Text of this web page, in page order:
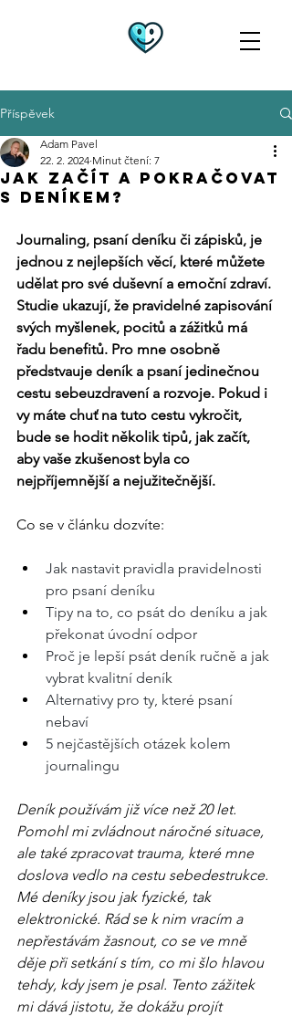
Příspěvek
Jak začít a pokračovat
s deníkem?
Adam Pavel
22. 2. 2024 Minut čtení: 7
Journaling, psaní deníku či zápisků, je
jednou z nejlepších věcí, které můžete
udělat pro své duševní a emoční zdraví.
Studie ukazují, že pravidelné zapisování
svých myšlenek, pocitů a zážitků má
řadu benefitů. Pro mne osobně
předstvauje deník a psaní jedinečnou
cestu sebeuzdravení a rozvoje. Pokud i
vy máte chuť na tuto cestu vykročit,
bude se hodit několik tipů, jak začít,
aby vaše zkušenost byla co
nejpříjemnější a nejužitečnější.
Co se v článku dozvíte:
Jak nastavit pravidla pravidelnosti
pro psaní deníku
Tipy na to, co psát do deníku a jak
překonat úvodní odpor
Proč je lepší psát deník ručně a jak
vybrat kvalitní deník
Alternativy pro ty, které psaní
nebaví
5 nejčastějších otázek kolem
journalingu
Deník používám již více než 20 let.
Pomohl mi zvládnout náročné situace,
ale také zpracovat trauma, které mne
doslova vedlo na cestu sebedestrukce.
Mé deníky jsou jak fyzické, tak
elektronické. Rád se k nim vracím a
nepřestávám žasnout, co se ve mně
děje při setkání s tím, co mi šlo hlavou
tehdy, kdy jsem je psal. Tento zážitek
mi dává jistotu, že dokážu projít